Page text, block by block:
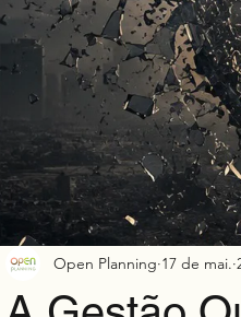
Open Planning 17 de mai.